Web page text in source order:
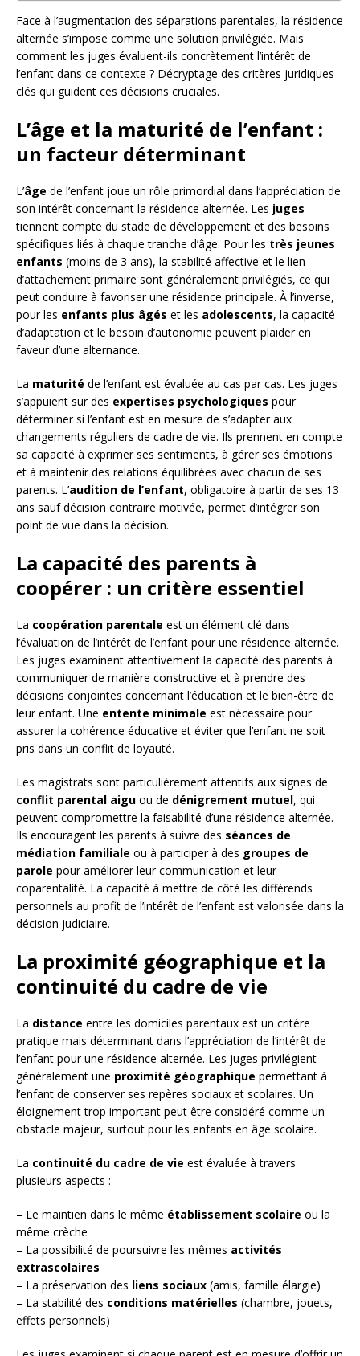
Face à l’augmentation des séparations parentales, la résidence
alternée s’impose comme une solution privilégiée. Mais
comment les juges évaluent-ils concrètement l’intérêt de
l’enfant dans ce contexte ? Décryptage des critères juridiques
clés qui guident ces décisions cruciales.
L’âge et la maturité de l’enfant :
un facteur déterminant
L’âge de l’enfant joue un rôle primordial dans l’appréciation de
son intérêt concernant la résidence alternée. Les juges
tiennent compte du stade de développement et des besoins
spécifiques liés à chaque tranche d’âge. Pour les très jeunes
enfants (moins de 3 ans), la stabilité affective et le lien
d’attachement primaire sont généralement privilégiés, ce qui
peut conduire à favoriser une résidence principale. À l’inverse,
pour les enfants plus âgés et les adolescents, la capacité
d’adaptation et le besoin d’autonomie peuvent plaider en
faveur d’une alternance.
La maturité de l’enfant est évaluée au cas par cas. Les juges
s’appuient sur des expertises psychologiques pour
déterminer si l’enfant est en mesure de s’adapter aux
changements réguliers de cadre de vie. Ils prennent en compte
sa capacité à exprimer ses sentiments, à gérer ses émotions
et à maintenir des relations équilibrées avec chacun de ses
parents. L’audition de l’enfant, obligatoire à partir de ses 13
ans sauf décision contraire motivée, permet d’intégrer son
point de vue dans la décision.
La capacité des parents à
coopérer : un critère essentiel
La coopération parentale est un élément clé dans
l’évaluation de l’intérêt de l’enfant pour une résidence alternée.
Les juges examinent attentivement la capacité des parents à
communiquer de manière constructive et à prendre des
décisions conjointes concernant l’éducation et le bien-être de
leur enfant. Une entente minimale est nécessaire pour
assurer la cohérence éducative et éviter que l’enfant ne soit
pris dans un conflit de loyauté.
Les magistrats sont particulièrement attentifs aux signes de
conflit parental aigu ou de dénigrement mutuel, qui
peuvent compromettre la faisabilité d’une résidence alternée.
Ils encouragent les parents à suivre des séances de
médiation familiale ou à participer à des groupes de
parole pour améliorer leur communication et leur
coparentalité. La capacité à mettre de côté les différends
personnels au profit de l’intérêt de l’enfant est valorisée dans la
décision judiciaire.
La proximité géographique et la
continuité du cadre de vie
La distance entre les domiciles parentaux est un critère
pratique mais déterminant dans l’appréciation de l’intérêt de
l’enfant pour une résidence alternée. Les juges privilégient
généralement une proximité géographique permettant à
l’enfant de conserver ses repères sociaux et scolaires. Un
éloignement trop important peut être considéré comme un
obstacle majeur, surtout pour les enfants en âge scolaire.
La continuité du cadre de vie est évaluée à travers
plusieurs aspects :
– Le maintien dans le même établissement scolaire ou la
même crèche
– La possibilité de poursuivre les mêmes activités
extrascolaires
– La préservation des liens sociaux (amis, famille élargie)
– La stabilité des conditions matérielles (chambre, jouets,
effets personnels)